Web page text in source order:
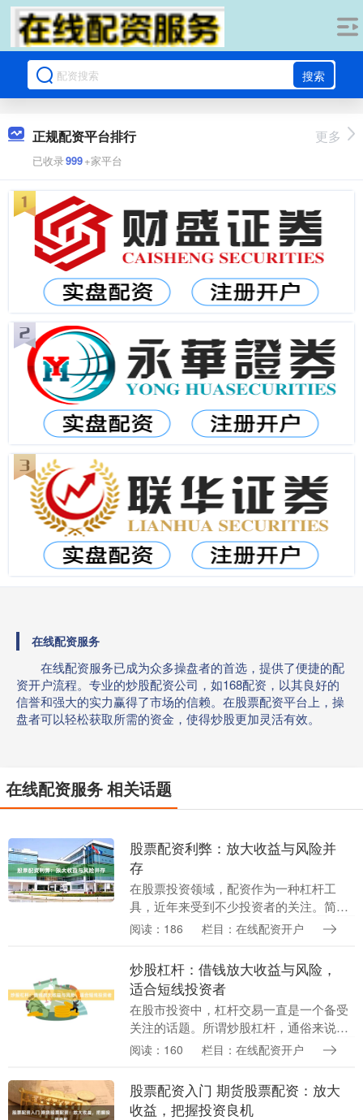
搜索
正规配资平台排行
已收录999+家平台
更多
在线配资服务
在线配资服务已成为众多操盘者的首选，提供了便捷的配
资开户流程。专业的炒股配资公司，如168配资，以其良好的
信誉和强大的实力赢得了市场的信赖。在股票配资平台上，操
盘者可以轻松获取所需的资金，使得炒股更加灵活有效。
在线配资服务 相关话题
股票配资利弊：放大收益与风险并
存
在股票投资领域，配资作为一种杠杆工
具，近年来受到不少投资者的关注。简单
来说，股票配资是指投资者通过向配资公
的方式参与股票交易....
阅读：186 栏目：在线配资开户
炒股杠杆：借钱放大收益与风险，
适合短线投资者
在股市投资中，杠杆交易一直是一个备受
关注的话题。所谓炒股杠杆，通俗来说就
是借钱炒股——投资者通过向券商或金融
从而在行情有利时....
阅读：160 栏目：在线配资开户
股票配资入门 期货股票配资：放大
收益，把握投资良机